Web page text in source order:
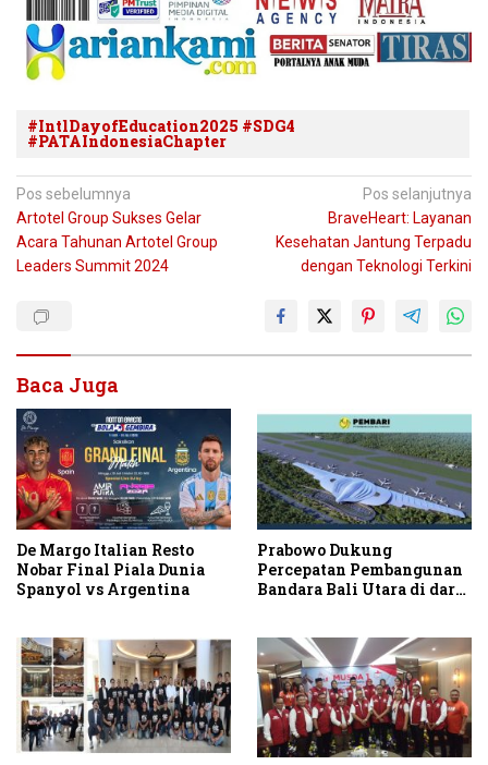
#IntlDayofEducation2025 #SDG4
#PATAIndonesiaChapter
Navigasi
pos
Pos sebelumnya
Artotel Group Sukses Gelar
Acara Tahunan Artotel Group
Leaders Summit 2024
Pos selanjutnya
BraveHeart: Layanan
Kesehatan Jantung Terpadu
dengan Teknologi Terkini
Baca Juga
De Margo Italian Resto
Nobar Final Piala Dunia
Spanyol vs Argentina
Prabowo Dukung
Percepatan Pembangunan
Bandara Bali Utara di darat